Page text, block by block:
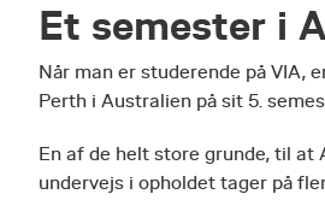
Et semester i
Når man er studerende på VIA,
Perth i Australien på sit 5.
En af de helt store grunde, til
undervejs i opholdet tager på